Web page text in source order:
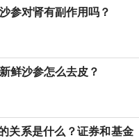
参对肾有副作用吗？
鲜沙参怎么去皮？
关系是什么？证券和基金